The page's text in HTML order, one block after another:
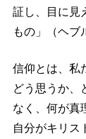
証し、目に見
もの」（ヘブ
信仰とは、私
どう思うか、
なく、何が真
自分がキリス